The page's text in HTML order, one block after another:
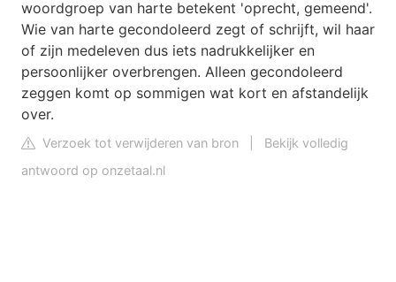
woordgroep van harte betekent 'oprecht, gemeend'.
Wie van harte gecondoleerd zegt of schrijft, wil haar
of zijn medeleven dus iets nadrukkelijker en
persoonlijker overbrengen. Alleen gecondoleerd
zeggen komt op sommigen wat kort en afstandelijk
over.
Verzoek tot verwijderen van bron
Bekijk volledig
antwoord op onzetaal.nl